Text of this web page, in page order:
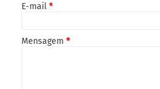
E-mail *
Mensagem *